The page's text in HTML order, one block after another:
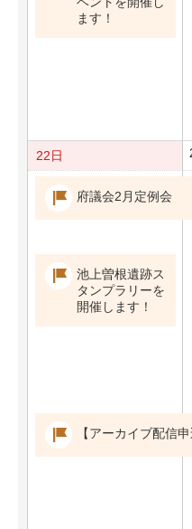
ます！
22日
府議会2月定例会
池上曽根遺跡ス
タンプラリーを
開催します！
【アーカイブ配信